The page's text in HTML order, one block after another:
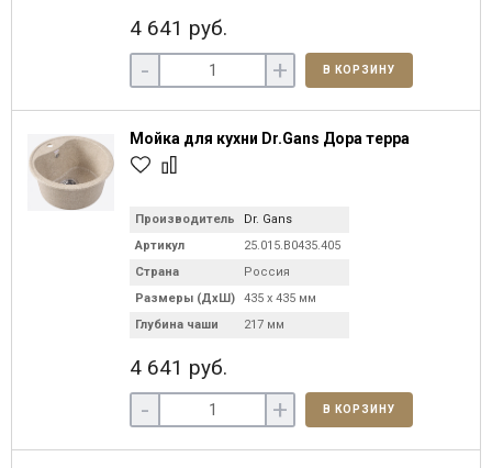
4 641 руб.
- + В КОРЗИНУ
Мойка для кухни Dr.Gans Дора терра
Производитель
Dr. Gans
Артикул
25.015.B0435.405
Страна
Россия
Размеры (ДхШ)
435 х 435 мм
Глубина чаши
217 мм
4 641 руб.
- + В КОРЗИНУ